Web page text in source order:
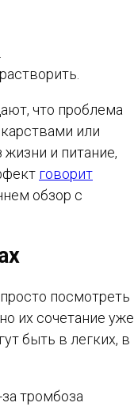
что проблема
или
и питание,
говорит
обзор с
посмотреть
их сочетание уже
быть в легких, в
тромбоза